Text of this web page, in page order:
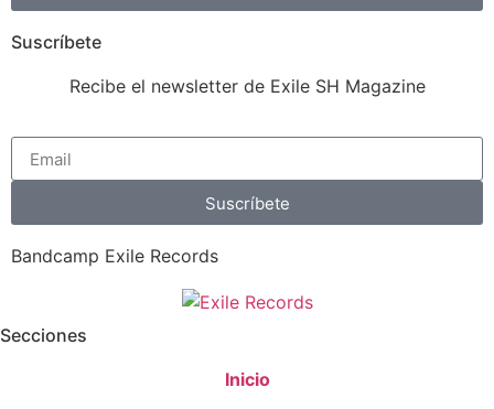
Suscríbete
Recibe el newsletter de Exile SH Magazine
Suscríbete
Bandcamp Exile Records
Secciones
Inicio